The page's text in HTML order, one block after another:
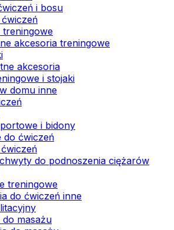
i bosu
treningowe
akcesoria treningowe
akcesoria
i stojaki
domu inne
i bidony
do ćwiczeń
do podnoszenia ciężarów
treningowe
do ćwiczeń inne
do masażu